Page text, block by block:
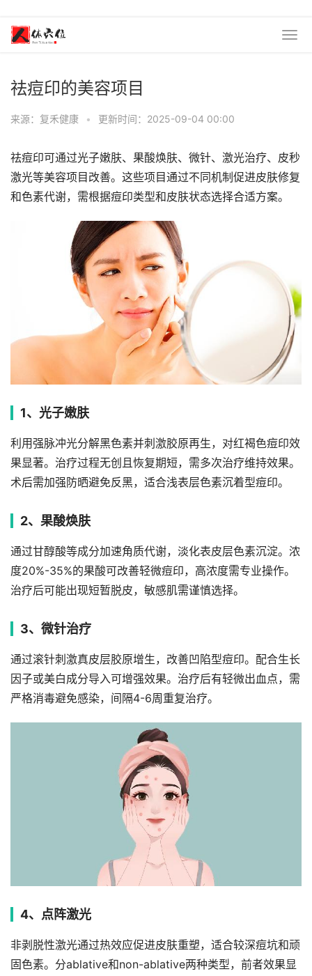
祛痘印的美容项目
来源：复禾健康 • 更新时间：2025-09-04 00:00
祛痘印可通过光子嫩肤、果酸焕肤、微针、激光治疗、皮秒
激光等美容项目改善。这些项目通过不同机制促进皮肤修复
和色素代谢，需根据痘印类型和皮肤状态选择合适方案。
1、光子嫩肤
利用强脉冲光分解黑色素并刺激胶原再生，对红褐色痘印效
果显著。治疗过程无创且恢复期短，需多次治疗维持效果。
术后需加强防晒避免反黑，适合浅表层色素沉着型痘印。
2、果酸焕肤
通过甘醇酸等成分加速角质代谢，淡化表皮层色素沉淀。浓
度20%-35%的果酸可改善轻微痘印，高浓度需专业操作。
治疗后可能出现短暂脱皮，敏感肌需谨慎选择。
3、微针治疗
通过滚针刺激真皮层胶原增生，改善凹陷型痘印。配合生长
因子或美白成分导入可增强效果。治疗后有轻微出血点，需
严格消毒避免感染，间隔4-6周重复治疗。
4、点阵激光
非剥脱性激光通过热效应促进皮肤重塑，适合较深痘坑和顽
固色素。分ablative和non-ablative两种类型，前者效果显